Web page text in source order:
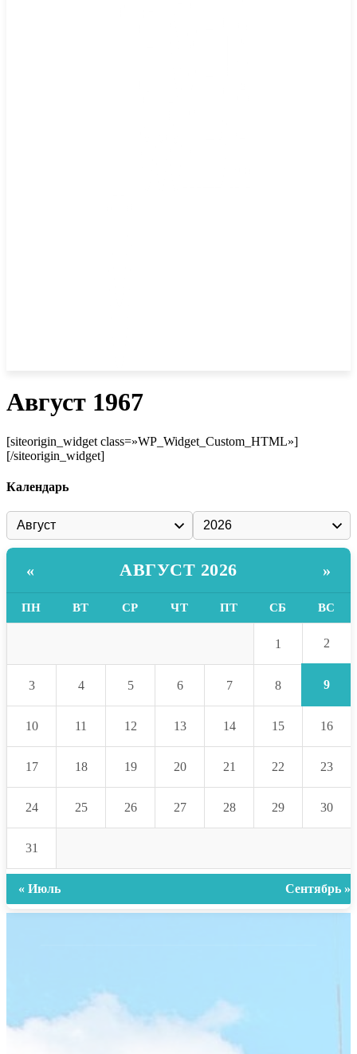
Август 1967
[siteorigin_widget class=»WP_Widget_Custom_HTML»]
[/siteorigin_widget]
Календарь
« АВГУСТ 2026 »
ПН ВТ СР ЧТ ПТ СБ ВС
1 2
3 4 5 6 7 8 9
10 11 12 13 14 15 16
17 18 19 20 21 22 23
24 25 26 27 28 29 30
31
« Июль Сентябрь »